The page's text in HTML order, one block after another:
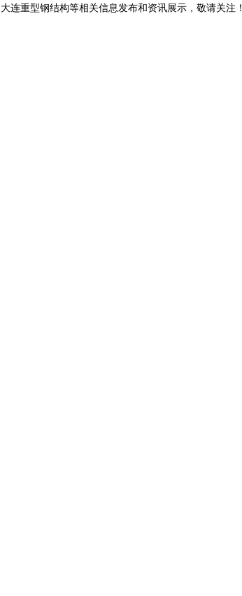
连重型钢结构等相关信息发布和资讯展示，敬请关注！